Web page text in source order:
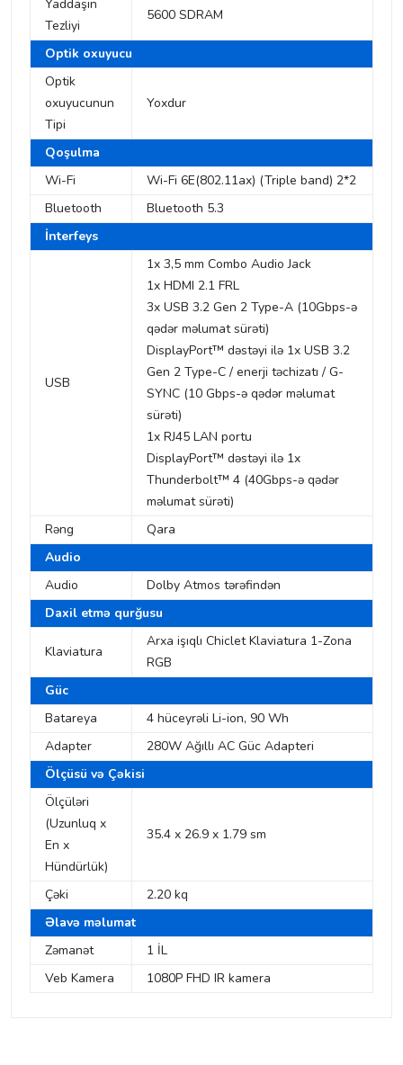
Yaddaşın
Tezliyi
5600 SDRAM
Optik oxuyucu
Optik
oxuyucunun
Tipi
Yoxdur
Qoşulma
Wi-Fi
Wi-Fi 6E(802.11ax) (Triple band) 2*2
Bluetooth
Bluetooth 5.3
İnterfeys
USB
1x 3,5 mm Combo Audio Jack
1x HDMI 2.1 FRL
3x USB 3.2 Gen 2 Type-A (10Gbps-ə
qədər məlumat sürəti)
DisplayPort™ dəstəyi ilə 1x USB 3.2
Gen 2 Type-C / enerji təchizatı / G-
SYNC (10 Gbps-ə qədər məlumat
sürəti)
1x RJ45 LAN portu
DisplayPort™ dəstəyi ilə 1x
Thunderbolt™ 4 (40Gbps-ə qədər
məlumat sürəti)
Rəng
Qara
Audio
Audio
Dolby Atmos tərəfindən
Daxil etmə qurğusu
Klaviatura
Arxa işıqlı Chiclet Klaviatura 1-Zona
RGB
Güc
Batareya
4 hüceyrəli Li-ion, 90 Wh
Adapter
280W Ağıllı AC Güc Adapteri
Ölçüsü və Çəkisi
Ölçüləri
(Uzunluq x
En x
Hündürlük)
35.4 x 26.9 x 1.79 sm
Çəki
2.20 kq
Əlavə məlumat
Zəmanət
1 İL
Veb Kamera
1080P FHD IR kamera